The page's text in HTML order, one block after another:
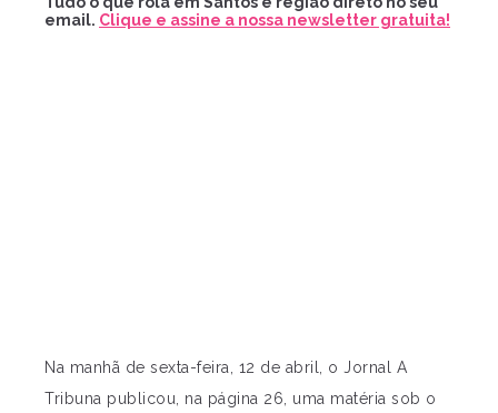
email. Clique e assine a nossa newsletter gratuita!
Na manhã de sexta-feira, 12 de abril, o Jornal A
Tribuna publicou, na página 26, uma matéria sob o